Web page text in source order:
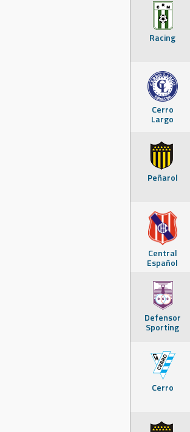
Racing
Cerro
Largo
Peñarol
Central
Español
Defensor
Sporting
Cerro